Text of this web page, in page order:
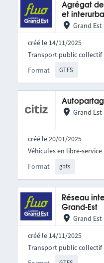
Agrégat
et
Grand Est
créé le 14/11/2025
Format GTFS
Transport public collectif
Grand Est
créé le 20/01/2025
Format gbfs
Véhicules en libre-service
Réseau
Grand-Est
Grand Est
créé le 14/11/2025
Transport public collectif